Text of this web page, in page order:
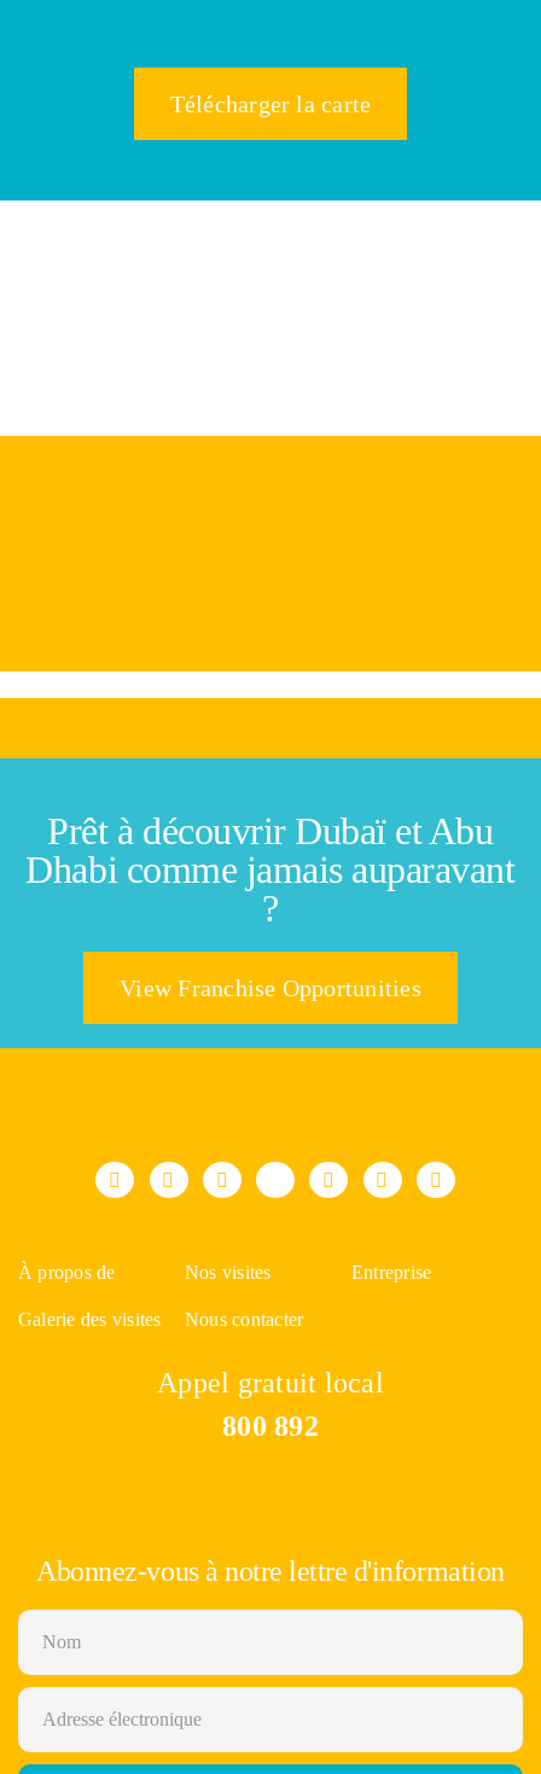
Télécharger la carte
Prêt à découvrir Dubaï et Abu
Dhabi comme jamais auparavant
?
View Franchise Opportunities
À propos de Nos visites Entreprise
Galerie des visites Nous contacter
Appel gratuit local
800 892
Abonnez-vous à notre lettre d'information